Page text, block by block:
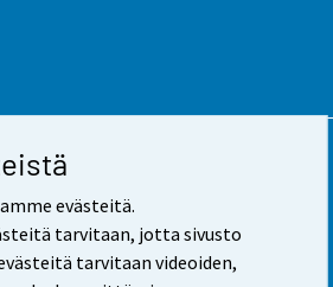
evästeitä.
tarvitaan, jotta sivusto
tarvitaan videoiden,